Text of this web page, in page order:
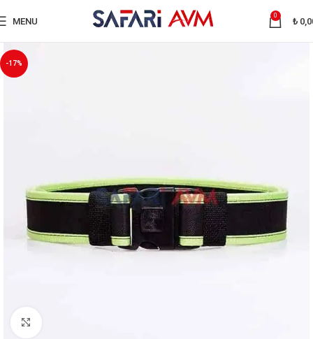
MENU
0
₺
-17%